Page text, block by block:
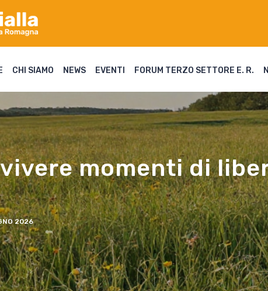
CHI SIAMO NEWS EVENTI FORUM TERZO SETTORE E. R.
momenti di
2026